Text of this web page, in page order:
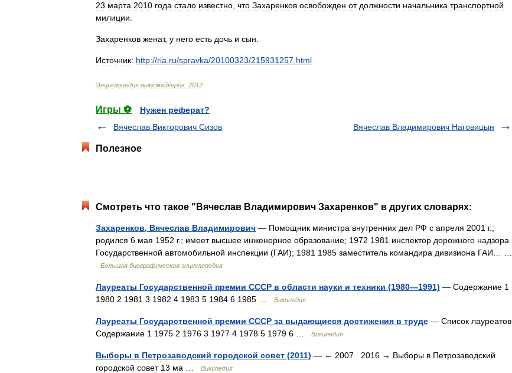
23 марта 2010 года стало известно что Захаренков освобожден от должности начальника транспортной
милиции
Захаренков женат, у него есть дочь и сын
Источник: http://ria ru/spravka/20100323/215931257 html
Энциклопедия ньюсмейкеров 2012
Игры ⚽
Нужен реферат?
Вячеслав Викторович Сизов
Вячеслав Владимирович Наговицын
Полезное
Смотреть что такое "Вячеслав Владимирович Захаренков" в других словарях:
Захаренков, Вячеслав Владимирович — Помощник министра внутренних дел РФ с апреля 2001 г.;
родился 6 мая 1952 г.; имеет высшее инженерное образование; 1972 1981 инспектор дорожного надзора
Государственной автомобильной инспекции (ГАИ); 1981 1985 заместитель командира дивизиона ГАИ… …
Большая биографическая энциклопедия
Лауреаты Государственной премии СССР в области науки и техники (1980—1991) — Содержание 1
1980 2 1981 3 1982 4 1983 5 1984 6 1985 …
Википедия
Лауреаты Государственной премии СССР за выдающиеся достижения в труде — Список лауреатов
Содержание 1 1975 2 1976 3 1977 4 1978 5 1979 6 …
Википедия
Выборы в Петрозаводский городской совет (2011) — ← 2007 2016 → Выборы в Петрозаводский
городской совет 13 ма …
Википедия